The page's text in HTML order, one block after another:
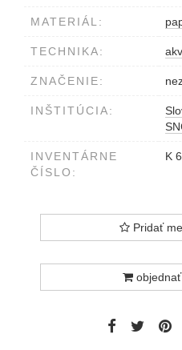
MATERIÁL:
TECHNIKA:
ZNAČENIE:
INŠTITÚCIA:
INVENTÁRNE
ČÍSLO:
K
Pridať